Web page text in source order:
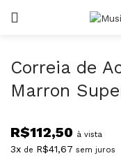
Correia de
Marron
R$112,50 à vista
3x de R$41,67 sem juros